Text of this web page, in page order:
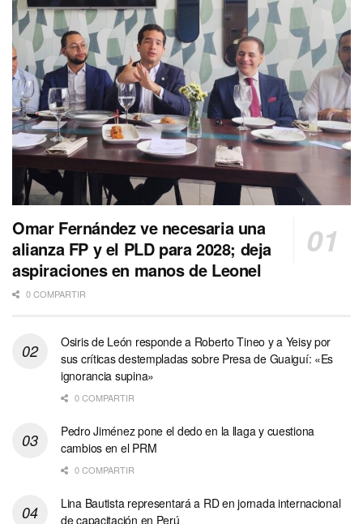
Omar Fernández ve necesaria una
alianza FP y el PLD para 2028; deja
aspiraciones en manos de Leonel
0 COMPARTIR
Osiris de León responde a Roberto Tineo y a Yeisy por
sus críticas destempladas sobre Presa de Guaiguí: «Es
ignorancia supina»
0 COMPARTIR
Pedro Jiménez pone el dedo en la llaga y cuestiona
cambios en el PRM
0 COMPARTIR
Lina Bautista representará a RD en jornada internacional
de capacitación en Perú